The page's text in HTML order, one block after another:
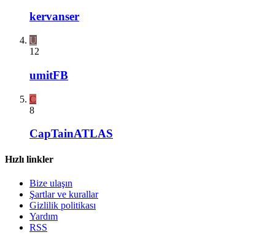
kervanser
U
12
umitFB
C
8
CapTainATLAS
Hızlı linkler
Bize ulaşın
Şartlar ve kurallar
Gizlilik politikası
Yardım
RSS